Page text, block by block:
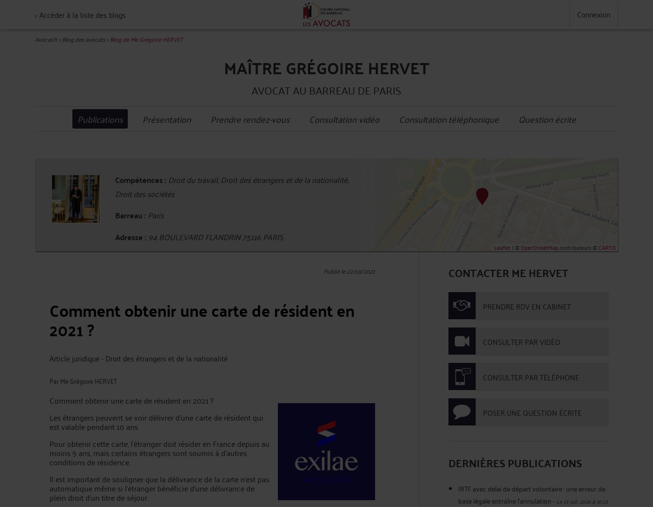
<Accéder à la liste des blogs Connexion
Avocat.fr>Blog des avocats>Blog de Me Grégoire HERVET
MAÎTRE GRÉGOIRE HERVET
AVOCAT AU BARREAU DE PARIS
Publications Présentation Prendre rendez-vous Consultation vidéo Consultation téléphonique Question écrite
Compétences : Droit du travail, Droit des étrangers et de la nationalité,
Droit des sociétés
Barreau : Paris
Adresse : 94 BOULEVARD FLANDRIN 75116 PARIS
Leaflet | ©OpenStreetMapcontributeurs ©CARTO
Publié le 22/10/2021
Comment obtenir une carte de résident en
2021 ?
Article juridique - Droit des étrangers et de la nationalité
ParMe Grégoire HERVET
Comment obtenir une carte de résident en 2021 ?
Les étrangers peuvent se voir délivrer d’une carte de résident qui
est valable pendant 10 ans.
Pour obtenir cette carte, l’étranger doit résider en France depuis au
moins 5 ans, mais certains étrangers sont soumis à d’autres
conditions de résidence.
Il est important de souligner que la délivrance de la carte n’est pas
automatique même si l’étranger bénéficie d’une délivrance de
plein droit d’un titre de séjour.
CONTACTER ME HERVET
PRENDRE RDV EN CABINET
CONSULTER PAR VIDÉO
CONSULTER PAR TÉLÉPHONE
POSER UNE QUESTION ÉCRITE
DERNIÈRES PUBLICATIONS
IRTF avec délai de départ volontaire : une erreur de
base légale entraîne l’annulation-Le 13 juil. 2026 à 10:13